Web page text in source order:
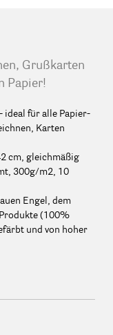
Grußkarten
Papier!
ideal für alle Papier-
Karten
cm, gleichmäßig
300g/m2, 10
Engel, dem
(100%
und von hoher